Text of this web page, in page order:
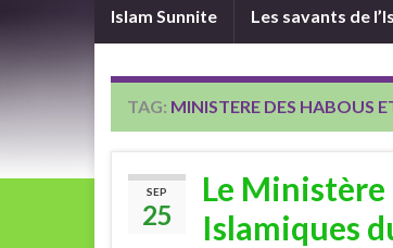
Islam Sunnite Les savants de
TAG: MINISTERE DES HABOUS
SEP
25
Le
Islamiques